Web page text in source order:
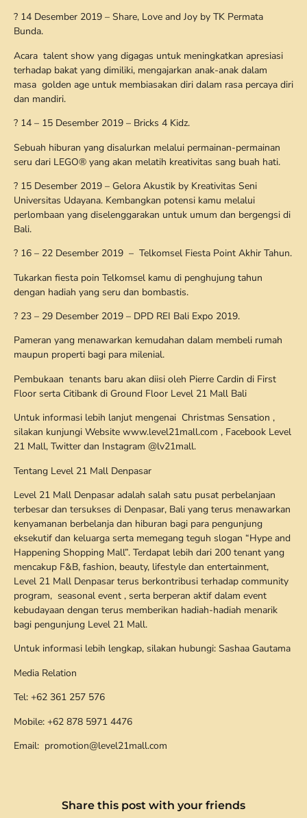
? 14 Desember 2019 – Share, Love and Joy by TK Permata
Bunda.
Acara talent show yang digagas untuk meningkatkan apresiasi
terhadap bakat yang dimiliki, mengajarkan anak-anak dalam
masa golden age untuk membiasakan diri dalam rasa percaya diri
dan mandiri.
? 14 – 15 Desember 2019 – Bricks 4 Kidz.
Sebuah hiburan yang disalurkan melalui permainan-permainan
seru dari LEGO® yang akan melatih kreativitas sang buah hati.
? 15 Desember 2019 – Gelora Akustik by Kreativitas Seni
Universitas Udayana. Kembangkan potensi kamu melalui
perlombaan yang diselenggarakan untuk umum dan bergengsi di
Bali.
? 16 – 22 Desember 2019 – Telkomsel Fiesta Point Akhir Tahun.
Tukarkan fiesta poin Telkomsel kamu di penghujung tahun
dengan hadiah yang seru dan bombastis.
? 23 – 29 Desember 2019 – DPD REI Bali Expo 2019.
Pameran yang menawarkan kemudahan dalam membeli rumah
maupun properti bagi para milenial.
Pembukaan tenants baru akan diisi oleh Pierre Cardin di First
Floor serta Citibank di Ground Floor Level 21 Mall Bali
Untuk informasi lebih lanjut mengenai Christmas Sensation ,
silakan kunjungi Website www.level21mall.com , Facebook Level
21 Mall, Twitter dan Instagram @lv21mall.
Tentang Level 21 Mall Denpasar
Level 21 Mall Denpasar adalah salah satu pusat perbelanjaan
terbesar dan tersukses di Denpasar, Bali yang terus menawarkan
kenyamanan berbelanja dan hiburan bagi para pengunjung
eksekutif dan keluarga serta memegang teguh slogan “Hype and
Happening Shopping Mall”. Terdapat lebih dari 200 tenant yang
mencakup F&B, fashion, beauty, lifestyle dan entertainment,
Level 21 Mall Denpasar terus berkontribusi terhadap community
program, seasonal event , serta berperan aktif dalam event
kebudayaan dengan terus memberikan hadiah-hadiah menarik
bagi pengunjung Level 21 Mall.
Untuk informasi lebih lengkap, silakan hubungi: Sashaa Gautama
Media Relation
Tel: +62 361 257 576
Mobile: +62 878 5971 4476
Email: promotion@level21mall.com
Share this post with your friends